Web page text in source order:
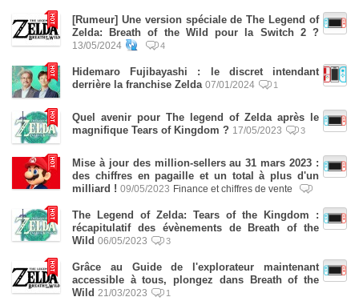
[Rumeur] Une version spéciale de The Legend of
Zelda: Breath of the Wild pour la Switch 2 ?
13/05/2024 4
Hidemaro Fujibayashi : le discret intendant
derrière la franchise Zelda 07/01/2024 1
Quel avenir pour The legend of Zelda après le
magnifique Tears of Kingdom ? 17/05/2023 3
Mise à jour des million-sellers au 31 mars 2023 :
des chiffres en pagaille et un total à plus d'un
milliard ! 09/05/2023 Finance et chiffres de vente
The Legend of Zelda: Tears of the Kingdom :
récapitulatif des évènements de Breath of the
Wild 06/05/2023 3
Grâce au Guide de l'explorateur maintenant
accessible à tous, plongez dans Breath of the
Wild 21/03/2023 1